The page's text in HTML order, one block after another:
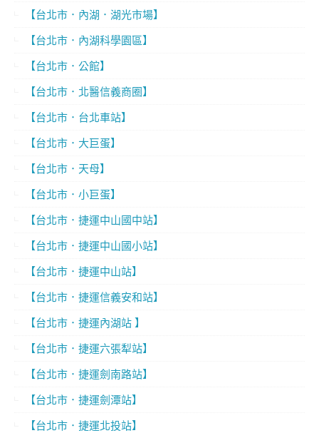
【台北市．內湖．湖光市場】
【台北市．內湖科學園區】
【台北市．公館】
【台北市．北醫信義商圈】
【台北市．台北車站】
【台北市．大巨蛋】
【台北市．天母】
【台北市．小巨蛋】
【台北市．捷運中山國中站】
【台北市．捷運中山國小站】
【台北市．捷運中山站】
【台北市．捷運信義安和站】
【台北市．捷運內湖站 】
【台北市．捷運六張犁站】
【台北市．捷運劍南路站】
【台北市．捷運劍潭站】
【台北市．捷運北投站】